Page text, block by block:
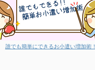
誰でも簡単にできるお小遣い増加術！